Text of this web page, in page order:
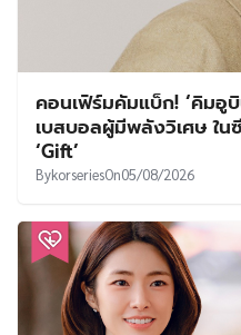
คอนเฟิร์มคัมแบ็ก! ‘คิมอู
เบสบอลผู้มีพลังวิเศษ ใน
‘Gift’
BykorseriesOn05/08/2026